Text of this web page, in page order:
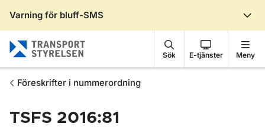
Varning för bluff-SMS
Sök E-tjänster Meny
Föreskrifter i nummerordning
TSFS 2016:81